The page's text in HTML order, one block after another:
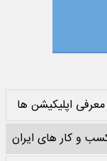
اپلیکیشن ها
و کار های ایران